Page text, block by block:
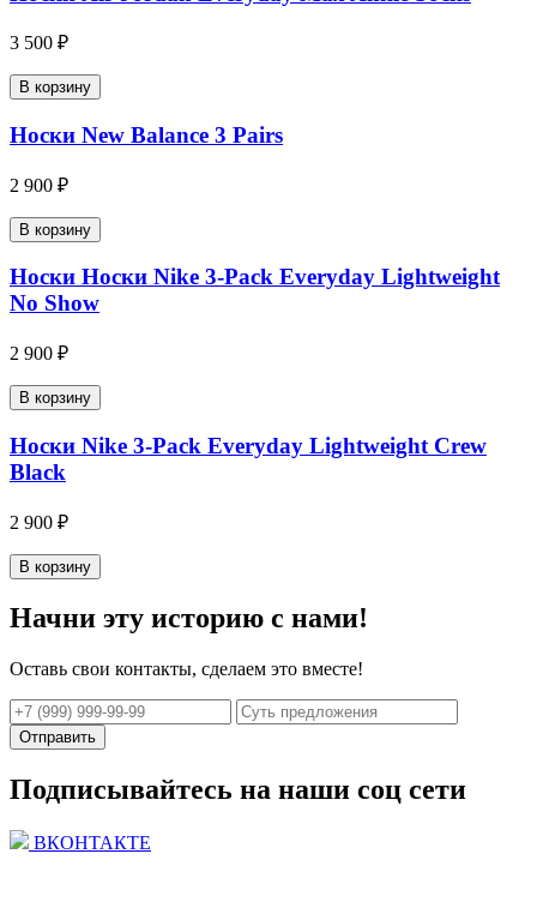
3 500 ₽
В корзину
Носки New Balance 3 Pairs
2 900 ₽
В корзину
Носки Носки Nike 3-Pack Everyday Lightweight
No Show
2 900 ₽
В корзину
Носки Nike 3-Pack Everyday Lightweight Crew
Black
2 900 ₽
В корзину
Начни эту историю с нами!
Оставь свои контакты, сделаем это вместе!
Отправить
Подписывайтесь на наши соц сети
ВКОНТАКТЕ